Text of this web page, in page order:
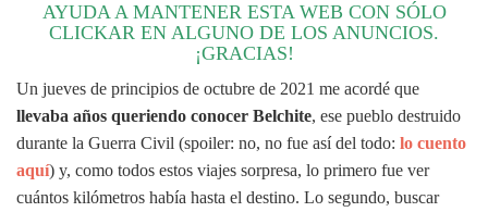
o
d
n
v
a
AYUDA A MANTENER ESTA WEB CON SÓLO
CLICKAR EN ALGUNO DE LOS ANUNCIOS.
¡GRACIAS!
Un jueves de principios de octubre de 2021 me acordé que
llevaba años queriendo conocer Belchite, ese pueblo destruido
durante la Guerra Civil (spoiler: no, no fue así del todo: lo cuento
aquí) y, como todos estos viajes sorpresa, lo primero fue ver
cuántos kilómetros había hasta el destino. Lo segundo, buscar